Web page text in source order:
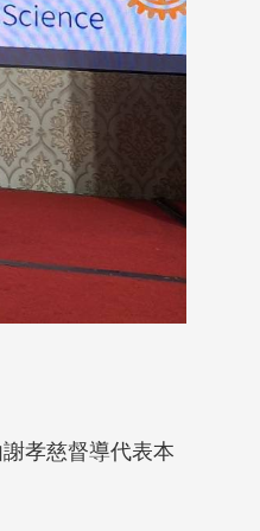
孝慈督導代表本